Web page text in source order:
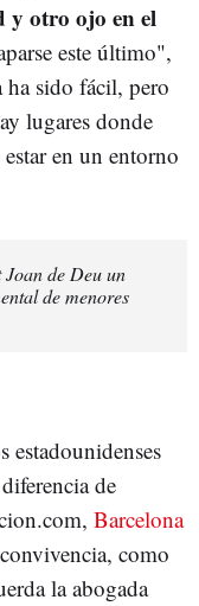
y otro ojo en el
este último",
sido fácil, pero
lugares donde
en un entorno
de Deu un
de menores
estadounidenses
de
Barcelona
como
la abogada